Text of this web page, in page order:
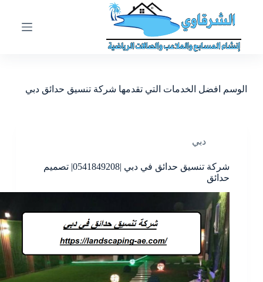
ى
الوسم افضل الخدمات التي تقدمها شركة تنسيق حدائق دبي
دبي
شركة تنسيق حدائق في دبي |0541849208| تصميم
حدائق